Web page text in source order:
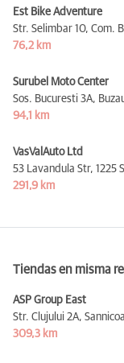
Est Bike Adventure
Str. Selimbar 10, Com.
76,2 km
Surubel Moto Center
Sos. Bucuresti 3A,
94,1 km
VasValAuto Ltd
53 Lavandula Str, 1225
291,9 km
Tiendas en misma
ASP Group East
Str. Clujului 2A,
309,3 km